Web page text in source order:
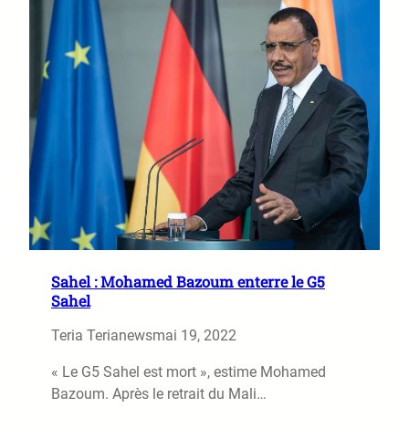
Sahel : Mohamed Bazoum enterre le G5
Sahel
Teria Terianewsmai 19, 2022
« Le G5 Sahel est mort », estime Mohamed
Bazoum. Après le retrait du Mali…